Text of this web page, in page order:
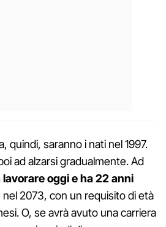
quindi, saranno i nati nel 1997.
ad alzarsi gradualmente. Ad
lavorare oggi e ha 22 anni
nel 2073, con un requisito di età
O, se avrà avuto una carriera